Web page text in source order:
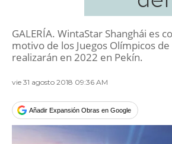
GALERÍA. WintaStar Shanghái es
motivo de los Juegos Olímpicos
realizarán en 2022 en Pekín.
vie 31 agosto 2018 09:36 AM
Añadir Expansión Obras en Google